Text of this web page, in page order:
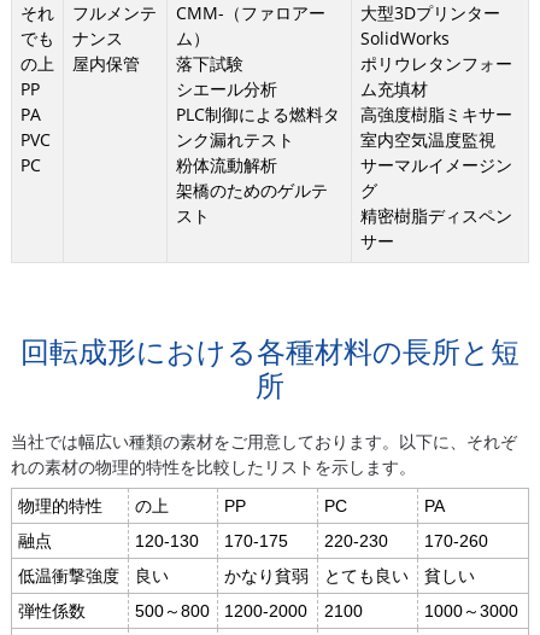
それ
でも
の上
PP
PA
PVC
PC
フルメンテ
ナンス
屋内保管
CMM-（ファロアー
ム）
落下試験
シエール分析
PLC制御による燃料タ
ンク漏れテスト
粉体流動解析
架橋のためのゲルテ
スト
大型3Dプリンター
SolidWorks
ポリウレタンフォー
ム充填材
高強度樹脂ミキサー
室内空気温度監視
サーマルイメージン
グ
精密樹脂ディスペン
サー
回転成形における各種材料の長所と短
所
当社では幅広い種類の素材をご用意しております。以下に、それぞ
れの素材の物理的特性を比較したリストを示します。
物理的特性 の上 PP PC
PA
融点
120-130 170-175 220-230
170-260
低温衝撃強度
良い かなり貧弱 とても良い
貧しい
弾性係数
500～800 1200-2000 2100
1000～3000